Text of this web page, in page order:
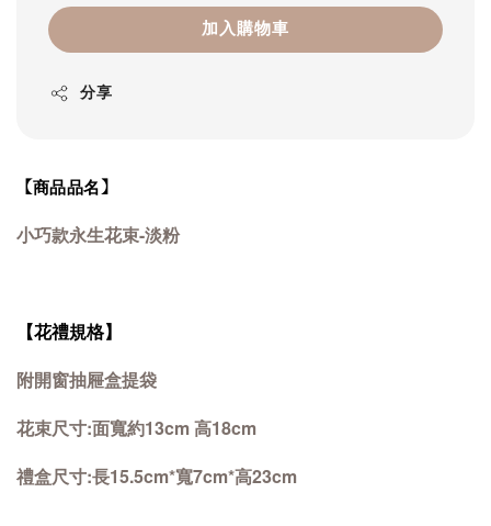
加入購物車
分享
【商品品名】
小巧款永生花束-淡粉
【花禮規格】
附開窗抽屜盒提袋
花束尺寸:面寬約13cm 高18cm
禮盒尺寸:長15.5cm*寬7cm*高23cm